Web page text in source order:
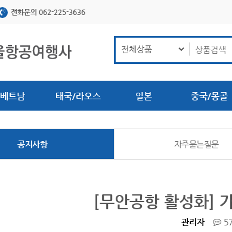
전화문의 062-225-3636
베트남 태국/라오스 일본 중국/몽골
공지사항 자주묻는질문
[무안공항 활성화]
관리자